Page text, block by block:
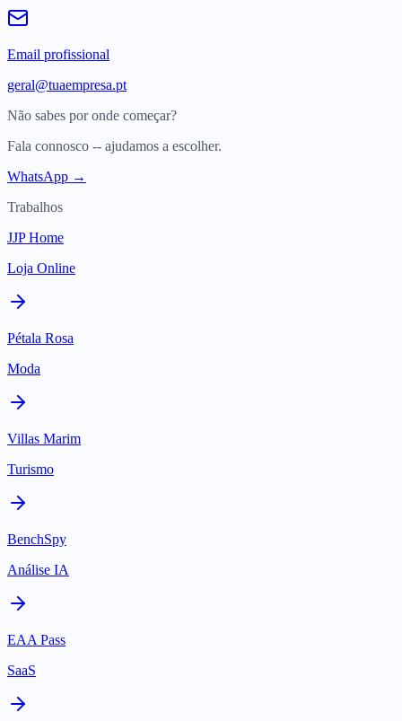
Email profissional
geral@tuaempresa.pt
Não sabes por onde começar?
Fala connosco -- ajudamos a escolher.
WhatsApp →
Trabalhos
JJP Home
Loja Online
Pétala Rosa
Moda
Villas Marim
Turismo
BenchSpy
Análise IA
EAA Pass
SaaS